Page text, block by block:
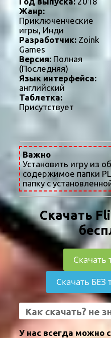
Жанр:
Приключенческие
игры, Инди
Разработчик: Zoink
Games
Версия: Полная
(Последняя)
Язык интерфейса:
английский
Таблетка:
Присутствует
Важно
Установить игру из
содержимое папки
папку с
Скачать
Скачать
Скачать БЕЗ
У нас всегда можно